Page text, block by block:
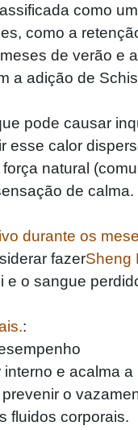
como
como a
de verão e
a adição de
pode causar
esse calor
natural
de calma.
durante os
fazerSheng
e o sangue
:
e acalma a
o
fluidos corporais.